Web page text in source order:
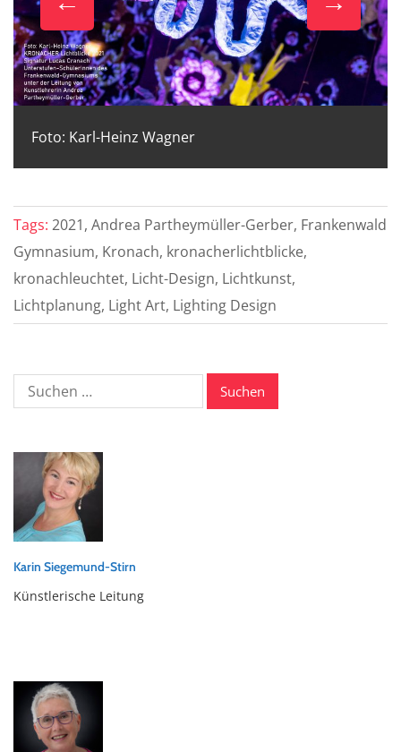
Foto: Karl-Heinz Wagner
Tags: 2021, Andrea Partheymüller-Gerber, Frankenwald
Gymnasium, Kronach, kronacherlichtblicke,
kronachleuchtet, Licht-Design, Lichtkunst,
Lichtplanung, Light Art, Lighting Design
Suche
nach:
Karin Siegemund-Stirn
Künstlerische Leitung